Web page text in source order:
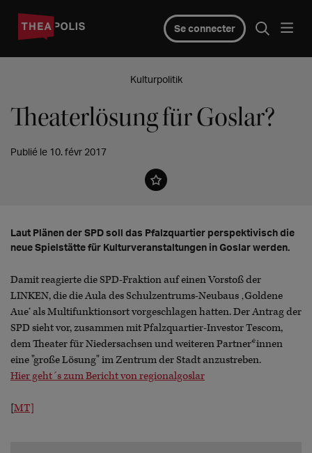
Se connecter
Kulturpolitik
Theaterlösung für Goslar?
Publié le 10. févr 2017
Laut Plänen der SPD soll das Pfalzquartier perspektivisch die
neue Spielstätte für Kulturveranstaltungen in Goslar werden.
Damit reagierte die SPD-Fraktion auf einen Vorstoß der
LINKEN, die die Aula des Schulzentrums-Neubaus ‚Goldene
Aue‘ als Multifunktionsort vorgeschlagen hatten. Der Antrag der
SPD sieht vor, zusammen mit Pfalzquartier-Investor Tescom,
dem Theater für Niedersachsen und weiteren Partner*innen
eine "große Lösung" im Zentrum der Stadt anzustreben.
Hier geht´s zum Bericht von regionalgoslar
[MT]